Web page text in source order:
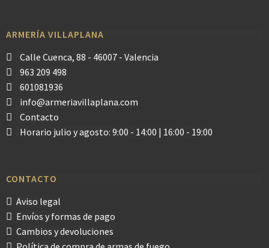
ARMERÍA VILLAPLANA
Calle Cuenca, 88 - 46007 - Valencia
963 209 498
601081936
info@armeriavillaplana.com
Contacto
Horario julio y agosto: 9:00 - 14:00 | 16:00 - 19:00
CONTACTO
Aviso legal
Envíos y formas de pago
Cambios y devoluciones